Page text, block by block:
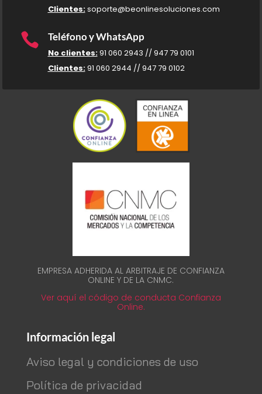
Clientes:soporte@beonlinesoluciones.com
 Teléfono y WhatsApp
No clientes:91 060 2943 // 947 79 0101
Clientes:91 060 2944 // 947 79 0102
EMPRESA ADHERIDA AL ARBITRAJE DE CONFIANZA
ONLINE Y DE LA CNMC.
Ver aquí el código de conducta Confianza
Online.
Información legal
Aviso legal y condiciones de uso
Política de privacidad